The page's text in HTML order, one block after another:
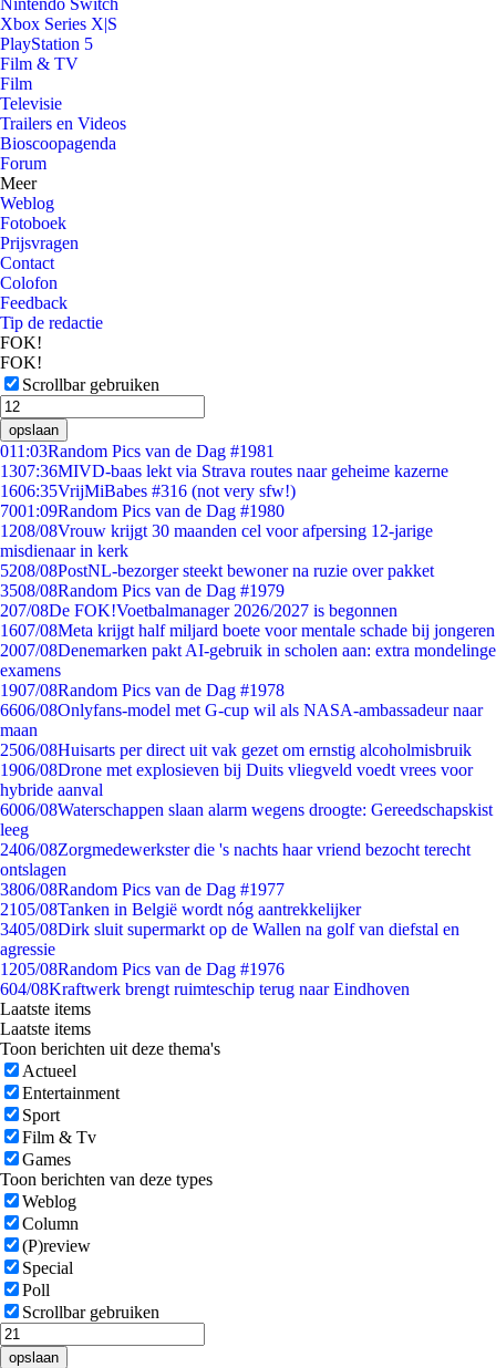
Nintendo Switch
Xbox Series X|S
PlayStation 5
Film & TV
Film
Televisie
Trailers en Videos
Bioscoopagenda
Forum
Meer
Weblog
Fotoboek
Prijsvragen
Contact
Colofon
Feedback
Tip de redactie
FOK!
FOK!
Scrollbar gebruiken
opslaan
011:03Random Pics van de Dag #1981
1307:36MIVD-baas lekt via Strava routes naar geheime kazerne
1606:35VrijMiBabes #316 (not very sfw!)
7001:09Random Pics van de Dag #1980
1208/08Vrouw krijgt 30 maanden cel voor afpersing 12-jarige
misdienaar in kerk
5208/08PostNL-bezorger steekt bewoner na ruzie over pakket
3508/08Random Pics van de Dag #1979
207/08De FOK!Voetbalmanager 2026/2027 is begonnen
1607/08Meta krijgt half miljard boete voor mentale schade bij jongeren
2007/08Denemarken pakt AI-gebruik in scholen aan: extra mondelinge
examens
1907/08Random Pics van de Dag #1978
6606/08Onlyfans-model met G-cup wil als NASA-ambassadeur naar
maan
2506/08Huisarts per direct uit vak gezet om ernstig alcoholmisbruik
1906/08Drone met explosieven bij Duits vliegveld voedt vrees voor
hybride aanval
6006/08Waterschappen slaan alarm wegens droogte: Gereedschapskist
leeg
2406/08Zorgmedewerkster die 's nachts haar vriend bezocht terecht
ontslagen
3806/08Random Pics van de Dag #1977
2105/08Tanken in België wordt nóg aantrekkelijker
3405/08Dirk sluit supermarkt op de Wallen na golf van diefstal en
agressie
1205/08Random Pics van de Dag #1976
604/08Kraftwerk brengt ruimteschip terug naar Eindhoven
Laatste items
Laatste items
Toon berichten uit deze thema's
Actueel
Entertainment
Sport
Film & Tv
Games
Toon berichten van deze types
Weblog
Column
(P)review
Special
Poll
Scrollbar gebruiken
opslaan